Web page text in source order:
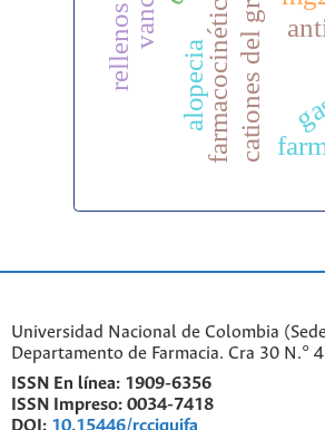
cationes del grupo ii
farmacocinética
alopecia
Universidad Nacional de Colombia
Departamento de Farmacia. Cra 30 N.°
ISSN En línea: 1909-6356
ISSN Impreso: 0034-7418